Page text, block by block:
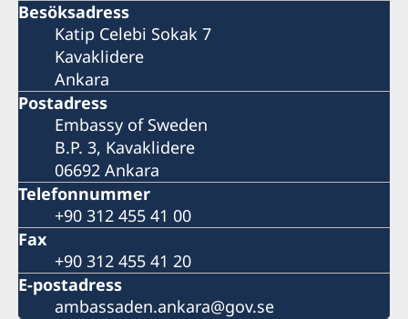
Besöksadress
Katip Celebi Sokak 7
Kavaklidere
Ankara
Postadress
Embassy of Sweden
B.P. 3, Kavaklidere
06692 Ankara
Telefonnummer
+90 312 455 41 00
Fax
+90 312 455 41 20
E-postadress
ambassaden.ankara@gov.se